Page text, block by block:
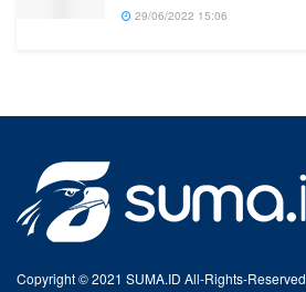
29/06/2022 15:06
Copyright © 2021 SUMA.ID All-Rights-Reserved